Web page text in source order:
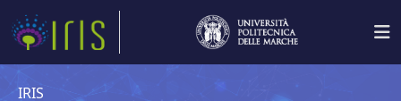
IRIS